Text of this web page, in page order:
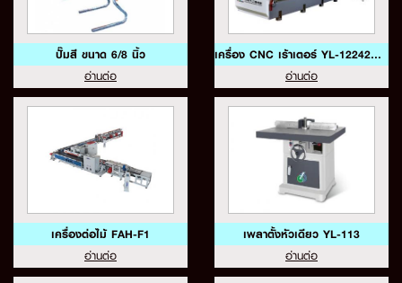
ปั๊มสี ขนาด 6/8 นิ้ว
อ่านต่อ
เครื่อง CNC เร้าเตอร์ YL-12242R+B-DL
อ่านต่อ
เครื่องต่อไม้ FAH-F1
อ่านต่อ
เพลาตั้งหัวเดียว YL-113
อ่านต่อ